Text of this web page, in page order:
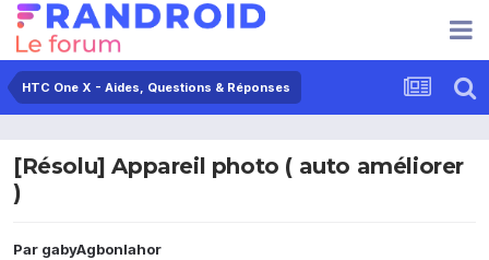
HTC One X - Aides, Questions & Réponses
[Résolu] Appareil photo ( auto améliorer
)
Par gabyAgbonlahor